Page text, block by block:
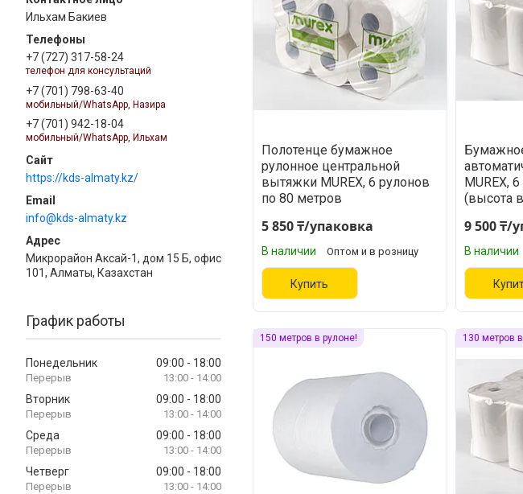
Ильхам Бакиев
+7 (727) 317-58-24
телефон для консультаций
+7 (701) 798-63-40
мобильный/WhatsApp, Назира
+7 (701) 942-18-04
мобильный/WhatsApp, Ильхам
https://kds-almaty.kz/
info@kds-almaty.kz
Микрорайон Аксай-1, дом 15 Б, офис
101, Алматы, Казахстан
График работы
Понедельник 09:00 18:00
13:00 14:00
Вторник 09:00 18:00
13:00 14:00
Среда 09:00 18:00
13:00 14:00
Четверг 09:00 18:00
13:00 14:00
Полотенце бумажное
рулонное центральной
вытяжки MUREX, 6 рулонов
по 80 метров
5 850 ₸/упаковка
В наличии Оптом и в розницу
Купить
MUREX,
(высота
9 500 ₸/
В наличии
150 метров в рулоне! 130 метров